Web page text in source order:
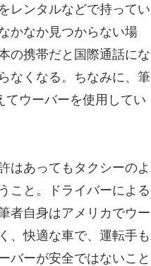
レンタルなどで持ってい
かなか見つからない場
の携帯だと国際通話にな
なくなる。ちなみに、筆
てウーバーを使用してい
はあってもタクシーのよ
こと。ドライバーによる
者自身はアメリカでウー
、快適な車で、運転手も
バーが安全ではないこと